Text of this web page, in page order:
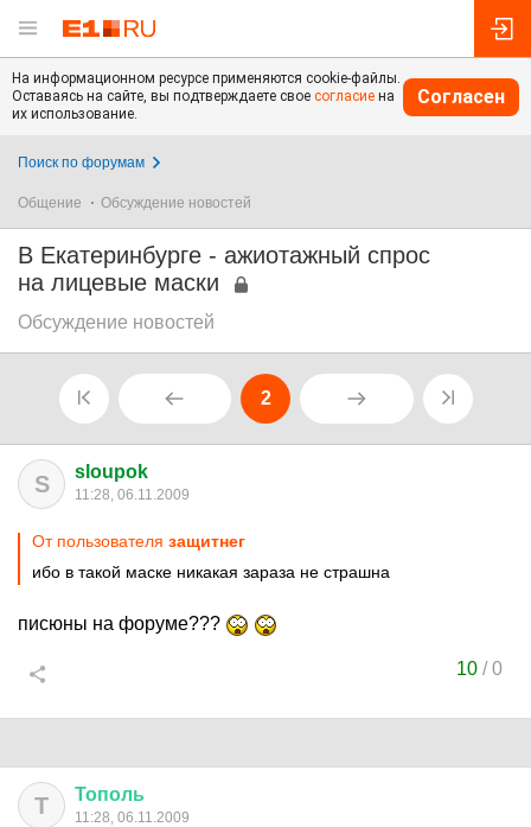
На информационном ресурсе применяются cookie-файлы.
Оставаясь на сайте, вы подтверждаете свое согласие на
их использование.
Согласен
Поиск по форумам
Общение Обсуждение новостей
В Екатеринбурге - ажиотажный спрос
на лицевые маски
Обсуждение новостей
2
S sloupok
11:28, 06.11.2009
От пользователя защитнег
ибо в такой маске никакая зараза не страшна
писюны на форуме???
10 /0
Т Тополь
11:28, 06.11.2009